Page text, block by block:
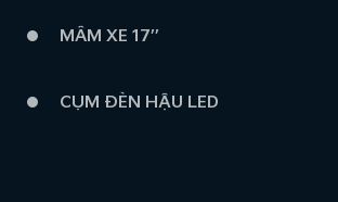
MÂM XE 17’’
CỤM ĐÈN HẬU LED